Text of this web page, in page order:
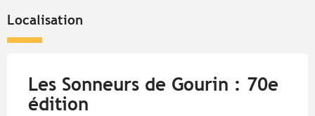
Localisation
Les Sonneurs de Gourin : 70e
édition